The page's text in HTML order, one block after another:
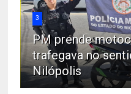
3
PM prende
trafegava no
Nilópolis